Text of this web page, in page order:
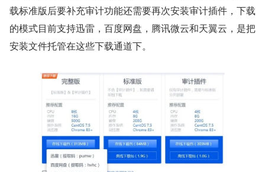
载标准版后要补充审计功能还需要再次安装审计插件，下载
的模式目前支持迅雷，百度网盘，腾讯微云和天翼云，是把
安装文件托管在这些下载通道下。